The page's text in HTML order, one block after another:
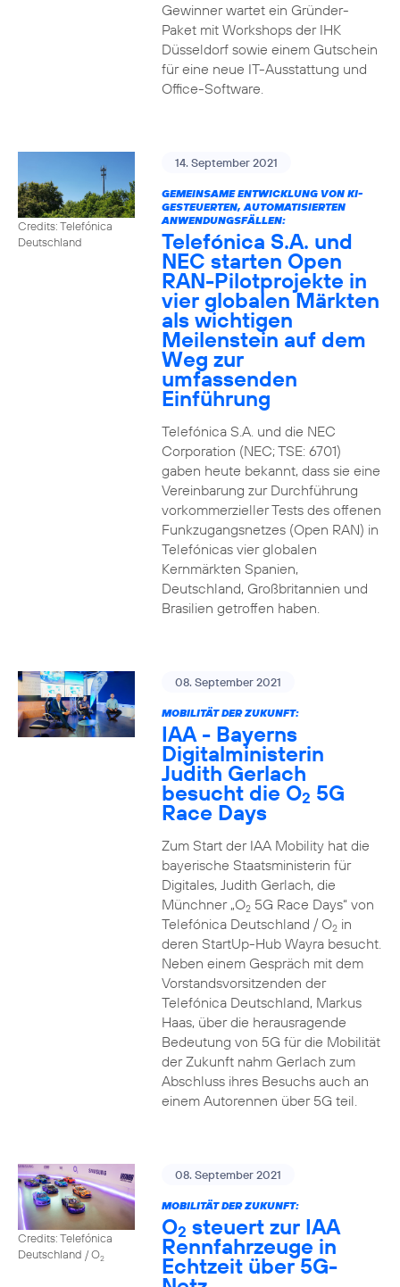
Gewinner wartet ein Gründer-
Paket mit Workshops der IHK
Düsseldorf sowie einem Gutschein
für eine neue IT-Ausstattung und
Office-Software.
Credits: Telefónica
Deutschland
14. September 2021
GEMEINSAME ENTWICKLUNG VON KI-
GESTEUERTEN, AUTOMATISIERTEN
ANWENDUNGSFÄLLEN:
Telefónica S.A. und
NEC starten Open
RAN-Pilotprojekte in
vier globalen Märkten
als wichtigen
Meilenstein auf dem
Weg zur
umfassenden
Einführung
Telefónica S.A. und die NEC
Corporation (NEC; TSE: 6701)
gaben heute bekannt, dass sie eine
Vereinbarung zur Durchführung
vorkommerzieller Tests des offenen
Funkzugangsnetzes (Open RAN) in
Telefónicas vier globalen
Kernmärkten Spanien,
Deutschland, Großbritannien und
Brasilien getroffen haben.
08. September 2021
MOBILITÄT DER ZUKUNFT:
IAA - Bayerns
Digitalministerin
Judith Gerlach
besucht die O2 5G
Race Days
Zum Start der IAA Mobility hat die
bayerische Staatsministerin für
Digitales, Judith Gerlach, die
Münchner „O25G Race Days“ von
Telefónica Deutschland / O2in
deren StartUp-Hub Wayra besucht.
Neben einem Gespräch mit dem
Vorstandsvorsitzenden der
Telefónica Deutschland, Markus
Haas, über die herausragende
Bedeutung von 5G für die Mobilität
der Zukunft nahm Gerlach zum
Abschluss ihres Besuchs auch an
einem Autorennen über 5G teil.
Credits: Telefónica
Deutschland / O2
08. September 2021
MOBILITÄT DER ZUKUNFT:
O2 steuert zur IAA
Rennfahrzeuge in
Echtzeit über 5G-